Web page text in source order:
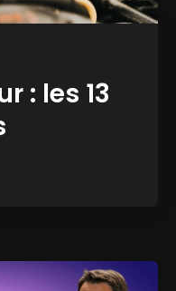
: les 13